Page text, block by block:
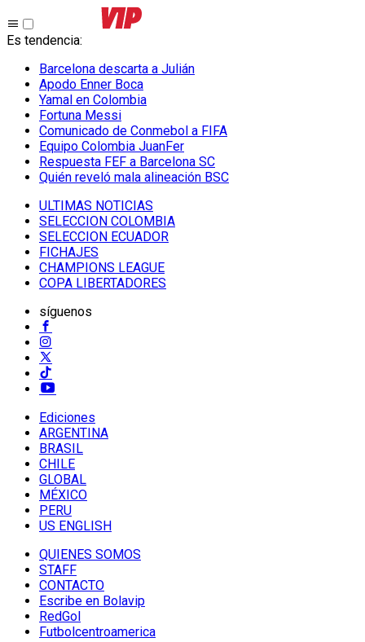
Es tendencia:
Barcelona descarta a Julián
Apodo Enner Boca
Yamal en Colombia
Fortuna Messi
Comunicado de Conmebol a FIFA
Equipo Colombia JuanFer
Respuesta FEF a Barcelona SC
Quién reveló mala alineación BSC
ULTIMAS NOTICIAS
SELECCION COLOMBIA
SELECCION ECUADOR
FICHAJES
CHAMPIONS LEAGUE
COPA LIBERTADORES
síguenos
Ediciones
ARGENTINA
BRASIL
CHILE
GLOBAL
MÉXICO
PERU
US ENGLISH
QUIENES SOMOS
STAFF
CONTACTO
Escribe en Bolavip
RedGol
Futbolcentroamerica